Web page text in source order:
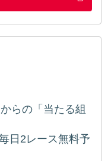
らの「当たる組
日2レース無料予